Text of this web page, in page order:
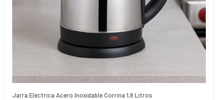
Jarra Eléctrica Acero Inoxidable Corrina 1,8 Litros